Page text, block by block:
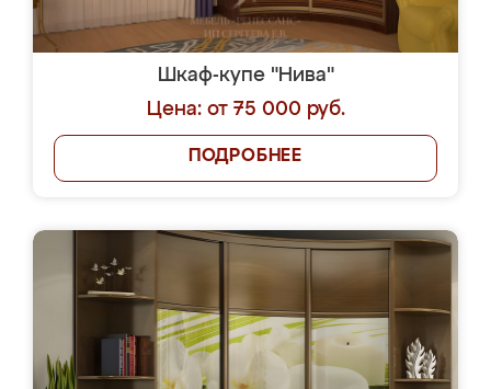
Шкаф-купе "Нива"
Цена: от 75 000 руб.
ПОДРОБНЕЕ